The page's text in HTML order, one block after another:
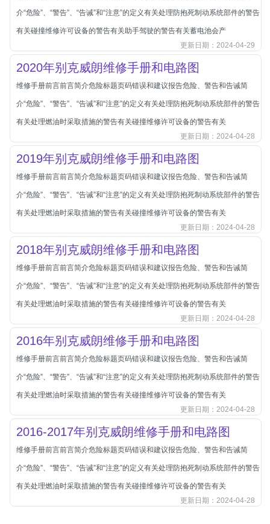
奔驰
宝沃
宝骏
宝骏
宾利
本田
本田-广州本田
本田-海外本田
标致
标致
标致-进口
比亚迪
比亚迪
比亚迪-海外版
比亚迪商用车
比速
C
传祺
创维
昌河
曹操
长丰猎豹
长城
长安
长安-凯程
长安-欧尚
介“危险”、“警告”、“告诫”和“注意”的定义有关处理防抱死制动系统部件的警告
有关碰撞维修许可设备的警告有关助手驾驶的警告有关蓄电池会产
更新日期：2024-04-29
2020年别克威朗维修手册和电路图
维修手册前言前言简介危险标题页码错误和建议报告危险、警告和告诫简
介“危险”、“警告”、“告诫”和“注意”的定义有关处理防抱死制动系统部件的警告
有关处理燃油时采取措施的警告有关碰撞维修许可设备的警告有关
更新日期：2024-04-28
2019年别克威朗维修手册和电路图
维修手册前言前言简介危险标题页码错误和建议报告危险、警告和告诫简
介“危险”、“警告”、“告诫”和“注意”的定义有关处理防抱死制动系统部件的警告
有关处理燃油时采取措施的警告有关碰撞维修许可设备的警告有关
更新日期：2024-04-28
2018年别克威朗维修手册和电路图
维修手册前言前言简介危险标题页码错误和建议报告危险、警告和告诫简
介“危险”、“警告”、“告诫”和“注意”的定义有关处理防抱死制动系统部件的警告
有关处理燃油时采取措施的警告有关碰撞维修许可设备的警告有关
更新日期：2024-04-28
2016年别克威朗维修手册和电路图
维修手册前言前言简介危险标题页码错误和建议报告危险、警告和告诫简
介“危险”、“警告”、“告诫”和“注意”的定义有关处理防抱死制动系统部件的警告
有关处理燃油时采取措施的警告有关碰撞维修许可设备的警告有关
更新日期：2024-04-28
2016-2017年别克威朗维修手册和电路图
维修手册前言前言简介危险标题页码错误和建议报告危险、警告和告诫简
介“危险”、“警告”、“告诫”和“注意”的定义有关处理防抱死制动系统部件的警告
有关处理燃油时采取措施的警告有关碰撞维修许可设备的警告有关
更新日期：2024-04-28